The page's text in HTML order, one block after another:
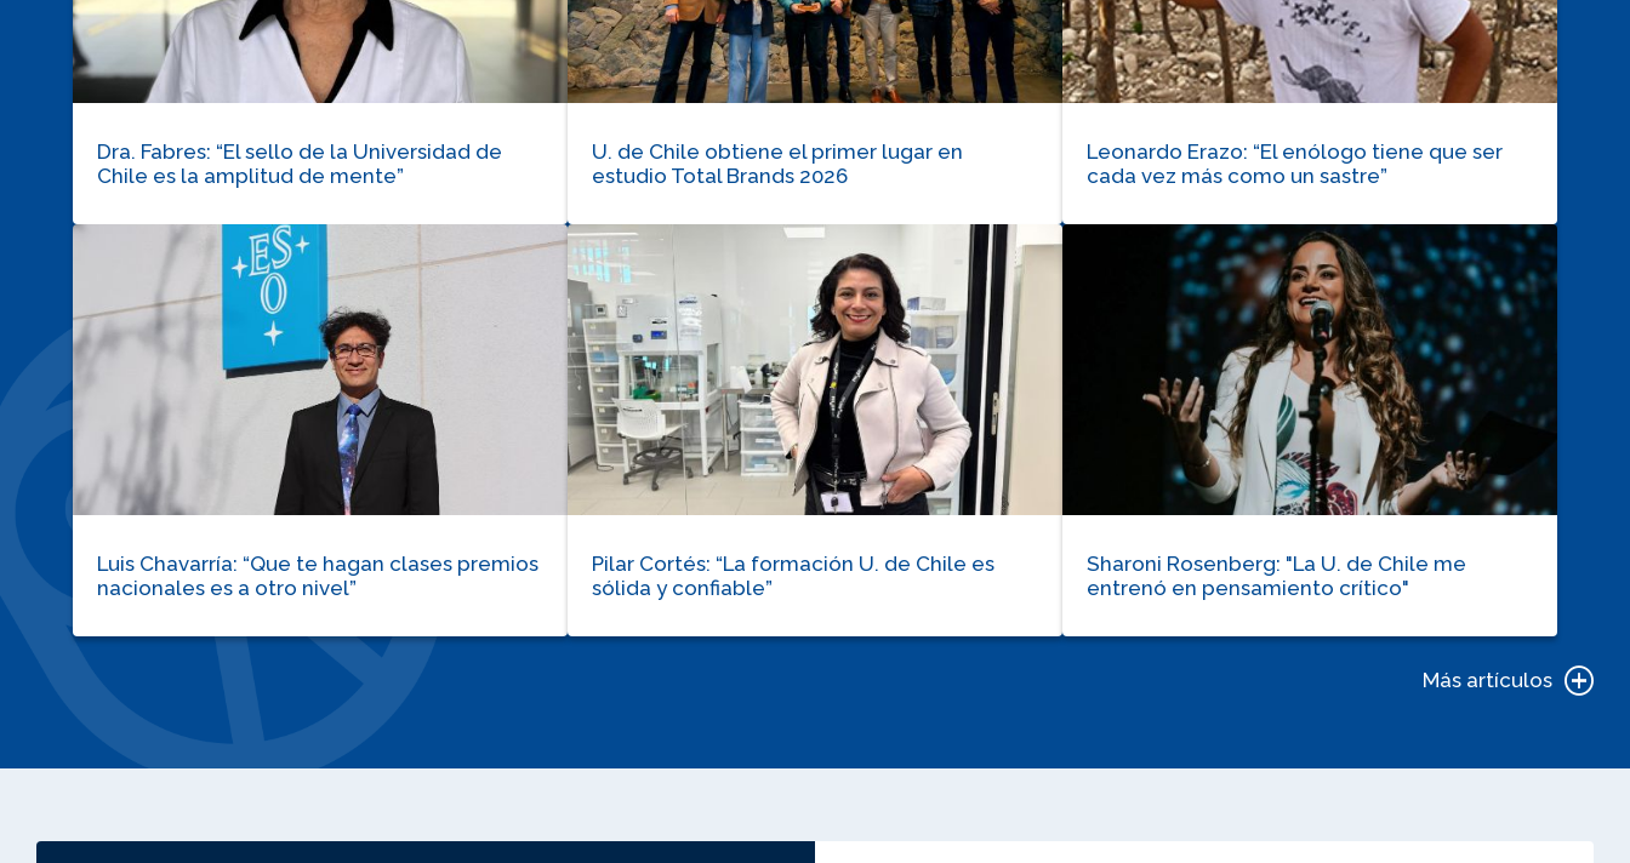
Dra. Fabres: “El sello de la Universidad de
Chile es la amplitud de mente”
U. de Chile obtiene el primer lugar en
estudio Total Brands 2026
Leonardo Erazo: “El enólogo tiene que ser
cada vez más como un sastre”
Luis Chavarría: “Que te hagan clases premios
nacionales es a otro nivel”
Pilar Cortés: “La formación U. de Chile es
sólida y confiable”
Sharoni Rosenberg: "La U. de Chile me
entrenó en pensamiento crítico"
Más artículos